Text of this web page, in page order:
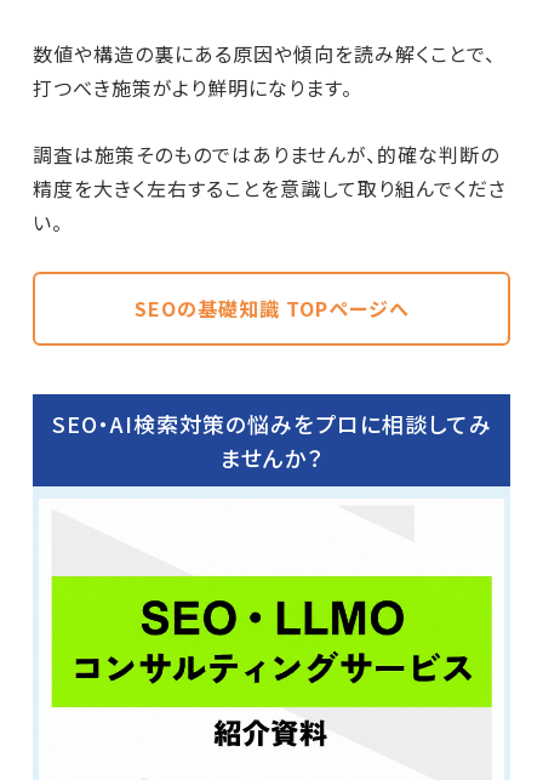
数値や構造の裏にある原因や傾向を読み解くことで、
打つべき施策がより鮮明になります。
調査は施策そのものではありませんが、的確な判断の
精度を大きく左右することを意識して取り組んでくださ
い。
SEOの基礎知識 TOPページへ
SEO・AI検索対策の悩みをプロに相談してみ
ませんか？